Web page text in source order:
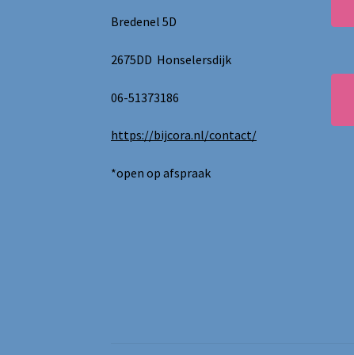
Bredenel 5D
2675DD Honselersdijk
06-51373186
https://bijcora.nl/contact/
*open op afspraak